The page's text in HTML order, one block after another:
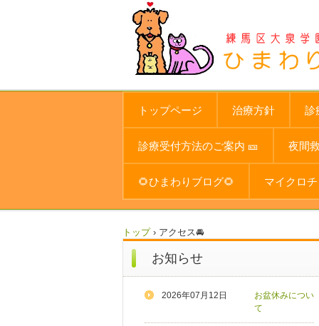
トップページ 治療方針 診
診療受付方法のご案内 🎫 夜間
🌻ひまわりブログ🌻 マイクロ
トップ › アクセス🚘
お知らせ
2026年07月12日
お盆休みについ
て